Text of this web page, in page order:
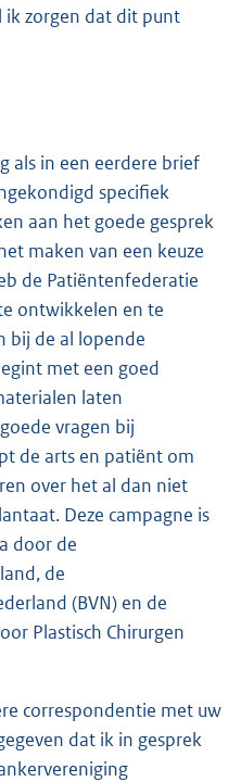
ik zorgen dat dit punt
als in een eerdere brief
specifiek
aan het goede gesprek
maken van een keuze
de Patiëntenfederatie
ontwikkelen en te
bij de al lopende
met een goed
laten
vragen bij
de arts en patiënt om
over het al dan niet
Deze campagne is
door de
de
(BVN) en de
Plastisch Chirurgen
correspondentie met uw
dat ik in gesprek